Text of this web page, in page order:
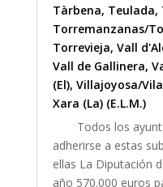
Tàrbena, Teulada,
Torremanzanas/
Torrevieja, Vall
Vall de Gallinera,
(El), Villajoyosa/
Xara (La) (E.L.M.)
Todos los
adherirse a estas
ellas La Diputación
año 570.000 euros